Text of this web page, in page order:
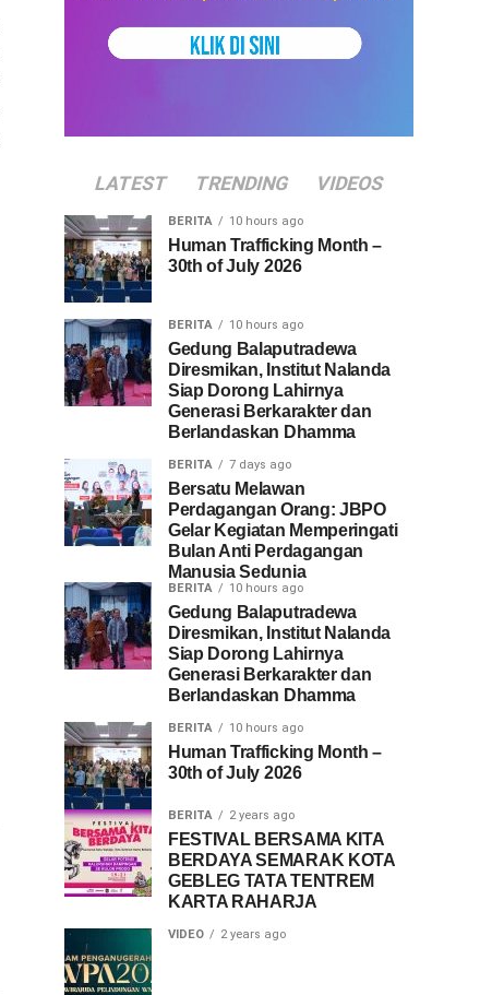
LATEST TRENDING VIDEOS
BERITA 10 hours ago
Human Trafficking Month –
30th of July 2026
BERITA 10 hours ago
Gedung Balaputradewa
Diresmikan, Institut Nalanda
Siap Dorong Lahirnya
Generasi Berkarakter dan
Berlandaskan Dhamma
BERITA 7 days ago
Bersatu Melawan
Perdagangan Orang: JBPO
Gelar Kegiatan Memperingati
Bulan Anti Perdagangan
Manusia Sedunia
BERITA 10 hours ago
Gedung Balaputradewa
Diresmikan, Institut Nalanda
Siap Dorong Lahirnya
Generasi Berkarakter dan
Berlandaskan Dhamma
BERITA 10 hours ago
Human Trafficking Month –
30th of July 2026
BERITA 2 years ago
FESTIVAL BERSAMA KITA
BERDAYA SEMARAK KOTA
GEBLEG TATA TENTREM
KARTA RAHARJA
VIDEO 2 years ago